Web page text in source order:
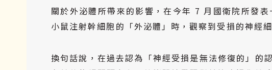
關於外泌體所帶來的影響，在今年 7 月國衛院所發
小鼠注射幹細胞的「外泌體」時，觀察到受損的神經
換句話說，在過去認為「神經受損是無法修復的」的